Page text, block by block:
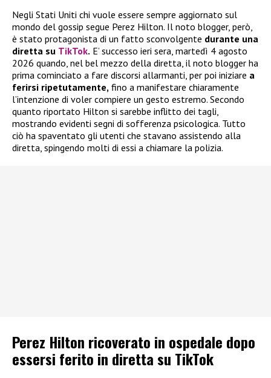
Negli Stati Uniti chi vuole essere sempre aggiornato sul
mondo del gossip segue Perez Hilton. Il noto blogger, però,
è stato protagonista di un fatto sconvolgente durante una
diretta su TikTok. E’ successo ieri sera, martedì 4 agosto
2026 quando, nel bel mezzo della diretta, il noto blogger ha
prima cominciato a fare discorsi allarmanti, per poi iniziare a
ferirsi ripetutamente, fino a manifestare chiaramente
l’intenzione di voler compiere un gesto estremo. Secondo
quanto riportato Hilton si sarebbe inflitto dei tagli,
mostrando evidenti segni di sofferenza psicologica. Tutto
ciò ha spaventato gli utenti che stavano assistendo alla
diretta, spingendo molti di essi a chiamare la polizia.
Perez Hilton ricoverato in ospedale dopo
essersi ferito in diretta su TikTok